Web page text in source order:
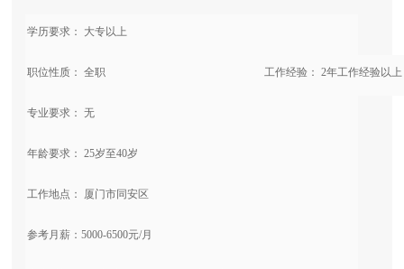
学历要求： 大专以上
职位性质： 全职 工作经验： 2年工作经验以上
专业要求： 无
年龄要求： 25岁至40岁
工作地点： 厦门市同安区
参考月薪：5000-6500元/月